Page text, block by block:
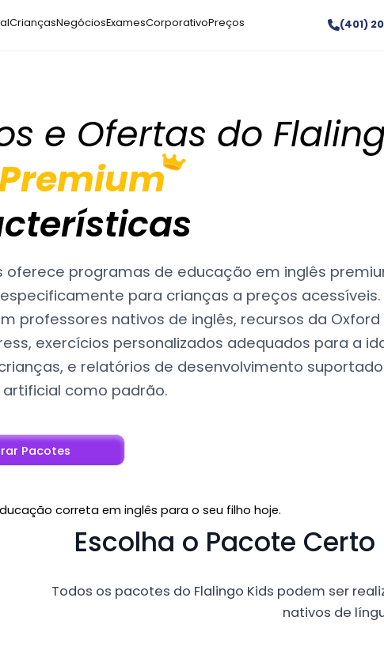
CriançasNegóciosExamesCorporativoPreços (401)
e Ofertas do
oferece programas de educação em inglês
para crianças a preços acessíveis.
professores nativos de inglês, recursos da Oxford
exercícios personalizados adequados para a
e relatórios de desenvolvimento
como padrão.
Pacotes
correta em inglês para o seu filho hoje.
Escolha o Pacote
Todos os pacotes do Flalingo Kids podem ser
nativos de